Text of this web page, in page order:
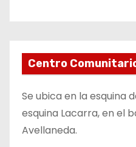
Centro
Se ubica en la esquina
esquina Lacarra, en el
Avellaneda.